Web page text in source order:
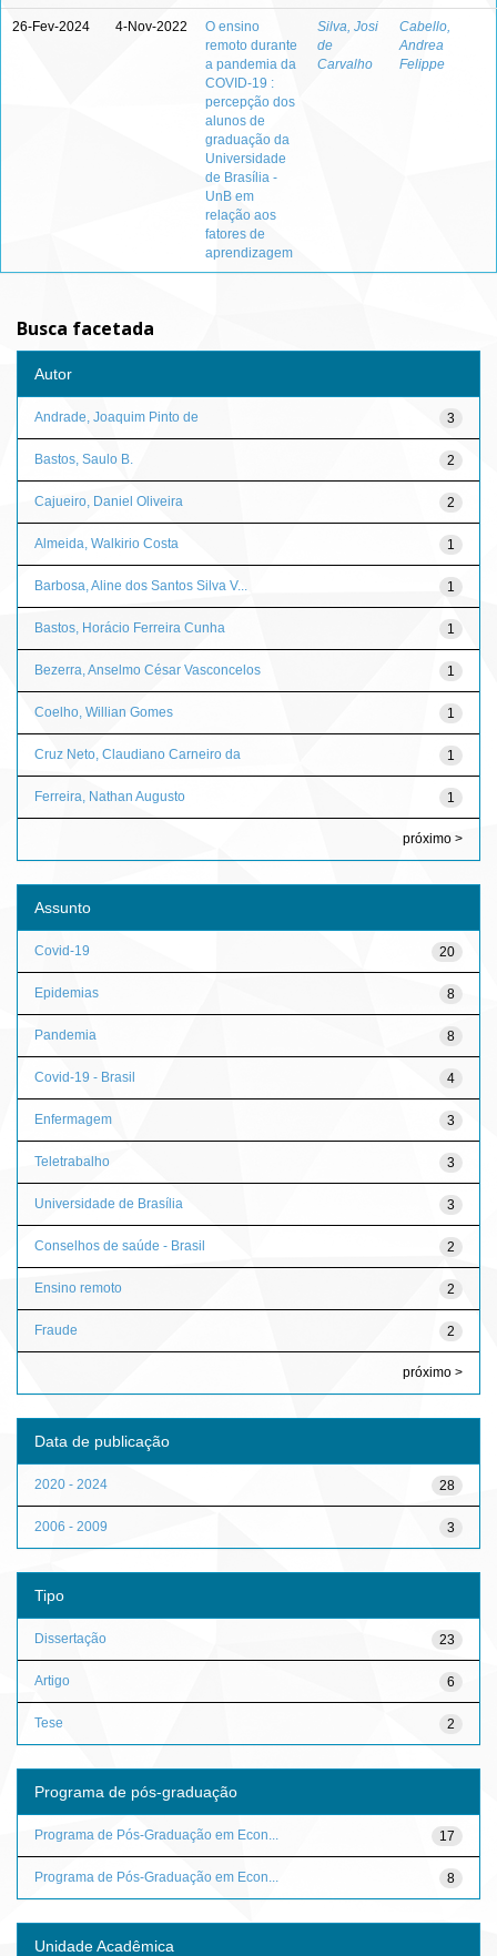
26-Fev-2024 4-Nov-2022
O ensino
remoto durante
a pandemia da
COVID-19 :
percepção dos
alunos de
graduação da
Universidade
de Brasília -
UnB em
relação aos
fatores de
aprendizagem
Silva, Josi
de
Carvalho
Cabello,
Andrea
Felippe
Busca facetada
Autor
3
Andrade, Joaquim Pinto de
2
Bastos, Saulo B.
2
Cajueiro, Daniel Oliveira
1
Almeida, Walkirio Costa
1
Barbosa, Aline dos Santos Silva V...
1
Bastos, Horácio Ferreira Cunha
1
Bezerra, Anselmo César Vasconcelos
1
Coelho, Willian Gomes
1
Cruz Neto, Claudiano Carneiro da
1
Ferreira, Nathan Augusto
próximo >
Assunto
20
Covid-19
8
Epidemias
8
Pandemia
4
Covid-19 - Brasil
3
Enfermagem
3
Teletrabalho
3
Universidade de Brasília
2
Conselhos de saúde - Brasil
2
Ensino remoto
2
Fraude
próximo >
Data de publicação
28
2020 - 2024
3
2006 - 2009
Tipo
23
Dissertação
6
Artigo
2
Tese
Programa de pós-graduação
17
Programa de Pós-Graduação em Econ...
8
Programa de Pós-Graduação em Econ...
Unidade Acadêmica